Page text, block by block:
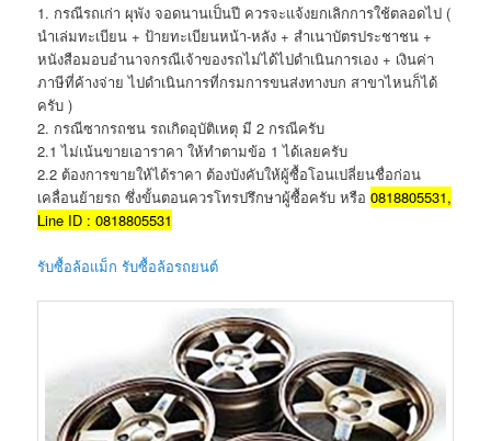
1. กรณีรถเก่า ผุพัง จอดนานเป็นปี ควรจะแจ้งยกเลิกการใช้ตลอดไป (
นำเล่มทะเบียน + ป้ายทะเบียนหน้า-หลัง + สำเนาบัตรประชาชน +
หนังสือมอบอำนาจกรณีเจ้าของรถไม่ได้ไปดำเนินการเอง + เงินค่า
ภาษีที่ค้างจ่าย ไปดำเนินการที่กรมการขนส่งทางบก สาขาไหนก็ได้
ครับ )
2. กรณีซากรถชน รถเกิดอุบัติเหตุ มี 2 กรณีครับ
2.1 ไม่เน้นขายเอาราคา ให้ทำตามข้อ 1 ได้เลยครับ
2.2 ต้องการขายให้ได้ราคา ต้องบังคับให้ผู้ซื้อโอนเปลี่ยนชื่อก่อน
เคลื่อนย้ายรถ ซึ่งขั้นตอนควรโทรปรึกษาผู้ซื้อครับ หรือ0818805531,
Line ID : 0818805531
รับซื้อล้อแม็ก รับซื้อล้อรถยนต์